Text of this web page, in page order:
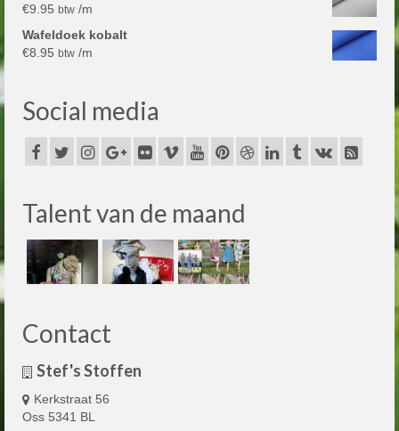
€9.95 btw /m
Wafeldoek kobalt
€8.95 btw /m
Social media
Talent van de maand
Contact
Stef's Stoffen
Kerkstraat 56
Oss 5341 BL